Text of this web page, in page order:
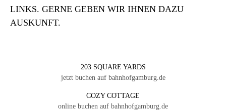
LINKS. GERNE GEBEN WIR IHNEN DAZU
AUSKUNFT.
203 SQUARE YARDS
jetzt buchen auf bahnhofgamburg.de
COZY COTTAGE
online buchen auf bahnhofgamburg.de